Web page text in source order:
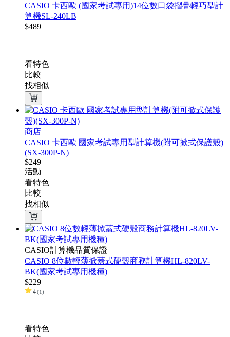
CASIO 卡西歐 (國家考試專用)14位數口袋摺疊輕巧型計
算機SL-240LB
$489
看特色
比較
找相似
商店
CASIO 卡西歐 國家考試專用型計算機(附可掀式保護殼)
(SX-300P-N)
$249
活動
看特色
比較
找相似
CASIO計算機品質保證
CASIO 8位數輕薄掀蓋式硬殼商務計算機HL-820LV-
BK(國家考試專用機種)
$229
4(1)
看特色